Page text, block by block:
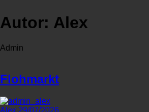
Autor: Alex
Admin
Flohmarkt
Alex 29/07/2026